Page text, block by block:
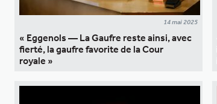
14 mai 2025
« Eggenols — La Gaufre reste ainsi, avec
fierté, la gaufre favorite de la Cour
royale »